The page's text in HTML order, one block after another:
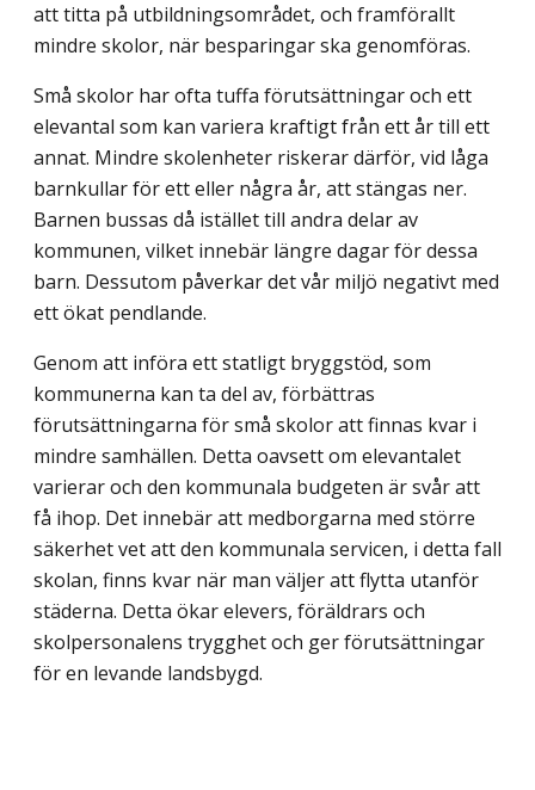
att titta på utbildningsområdet, och framförallt
mindre skolor, när besparingar ska genomföras.
Små skolor har ofta tuffa förutsättningar och ett
elevantal som kan variera kraftigt från ett år till ett
annat. Mindre skolenheter riskerar därför, vid låga
barnkullar för ett eller några år, att stängas ner.
Barnen bussas då istället till andra delar av
kommunen, vilket innebär längre dagar för dessa
barn. Dessutom påverkar det vår miljö negativt med
ett ökat pendlande.
Genom att införa ett statligt bryggstöd, som
kommunerna kan ta del av, förbättras
förutsättningarna för små skolor att finnas kvar i
mindre samhällen. Detta oavsett om elevantalet
varierar och den kommunala budgeten är svår att
få ihop. Det innebär att medborgarna med större
säkerhet vet att den kommunala servicen, i detta fall
skolan, finns kvar när man väljer att flytta utanför
städerna. Detta ökar elevers, föräldrars och
skolpersonalens trygghet och ger förutsättningar
för en levande landsbygd.